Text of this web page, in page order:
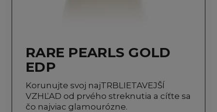
RARE PEARLS GOLD
EDP
Korunujte svoj najTRBLIETAVEJŠÍ
VZHĽAD od prvého streknutia a cíťte sa
čo najviac glamourózne.